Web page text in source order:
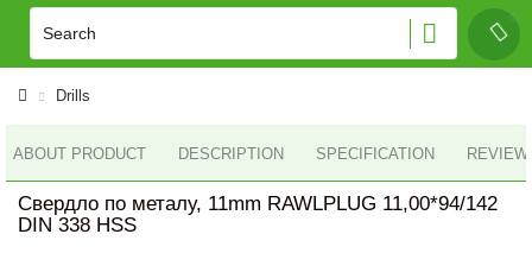
Drills
ABOUT PRODUCT DESCRIPTION SPECIFICATION
Свердло по металу, 11mm RAWLPLUG 11,00*94/142
DIN 338 HSS